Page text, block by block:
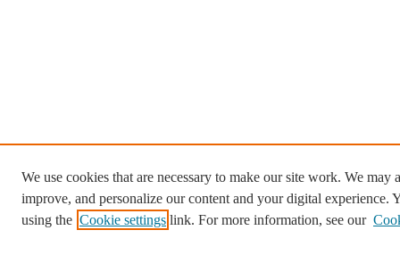
We use cookies that are necessary to make our site work. We may
improve, and personalize our content and your digital experience.
using the Cookie settings link. For more information, see our